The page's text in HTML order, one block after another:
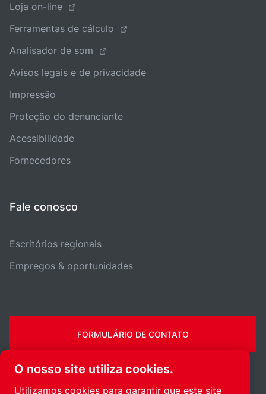
Loja on-line
Ferramentas de cálculo
Analisador de som
Avisos legais e de privacidade
Impressão
Proteção do denunciante
Acessibilidade
Fornecedores
Fale conosco
Escritórios regionais
Empregos & oportunidades
FORMULÁRIO DE CONTATO
O nosso site utiliza cookies.
Utilizamos cookies para garantir que este site